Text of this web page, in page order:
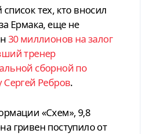
тех, кто вносил
Ермака, еще не
30 миллионов на залог
тренер
сборной по
Сергей Ребров.
«Схем», 9,8
гривен поступило от